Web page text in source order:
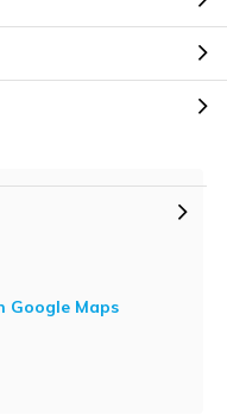
Google Maps